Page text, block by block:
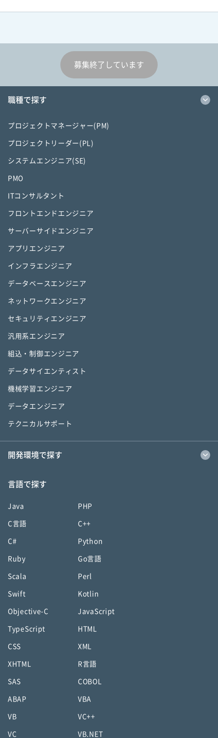
募集終了しています
職種で探す
プロジェクトマネージャー(PM)
プロジェクトリーダー(PL)
システムエンジニア(SE)
PMO
ITコンサルタント
フロントエンドエンジニア
サーバーサイドエンジニア
アプリエンジニア
インフラエンジニア
データベースエンジニア
ネットワークエンジニア
セキュリティエンジニア
汎用系エンジニア
組込・制御エンジニア
データサイエンティスト
機械学習エンジニア
データエンジニア
テクニカルサポート
開発環境で探す
言語で探す
Java PHP
C言語 C++
C# Python
Ruby Go言語
Scala Perl
Swift Kotlin
Objective-C JavaScript
TypeScript HTML
CSS XML
XHTML R言語
SAS COBOL
ABAP VBA
VB VC++
VC VB.NET